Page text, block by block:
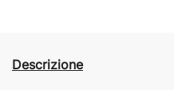
Descrizione